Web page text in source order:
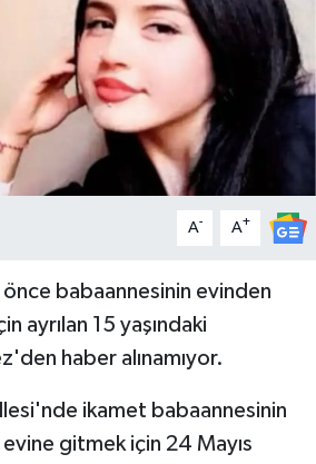
A- A+
babaannesinin evinden
ayrılan 15 yaşındaki
haber alınamıyor.
ikamet babaannesinin
gitmek için 24 Mayıs